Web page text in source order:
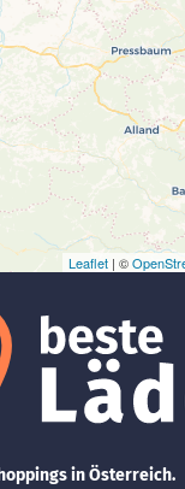
Laden der Karte...
Leaflet | ©
in Österreich.